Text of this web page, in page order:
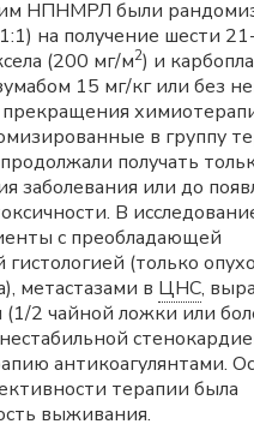
НПНМРЛ были
на получение шести
(200 мг/м2) и
15 мг/кг или без
в группу
получать
заболевания или до
В
с преобладающей
гистологией (только
метастазами в ЦНС,
2 чайной ложки или
антикоагулянтами.
терапии была
выживания.